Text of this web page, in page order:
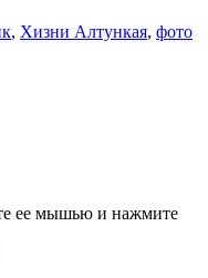
, Хизни Алтункая, фото
ее мышью и нажмите